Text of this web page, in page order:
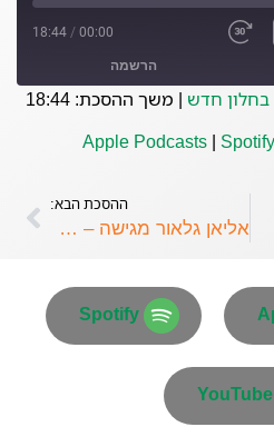
00:00
/
18:44
הרשמה
Spotify
בחלון חדש | משך ההסכת: 18:44
Apple Podcasts | Spotify
ההסכת הבא:
אליאן גלאור מגישה – רומיאו ויוליה
Spotify
YouTube